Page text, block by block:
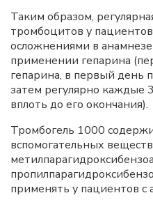
Таким образом,
тромбоцитов у
осложнениями в
применении гепарина
гепарина, в первый день
затем регулярно каждые
вплоть до его окончания).
Тромбогель 1000
вспомогательных веществ
применять у пациентов с